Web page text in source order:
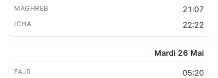
21:07
22:22
Mardi 26 Mai
05:20